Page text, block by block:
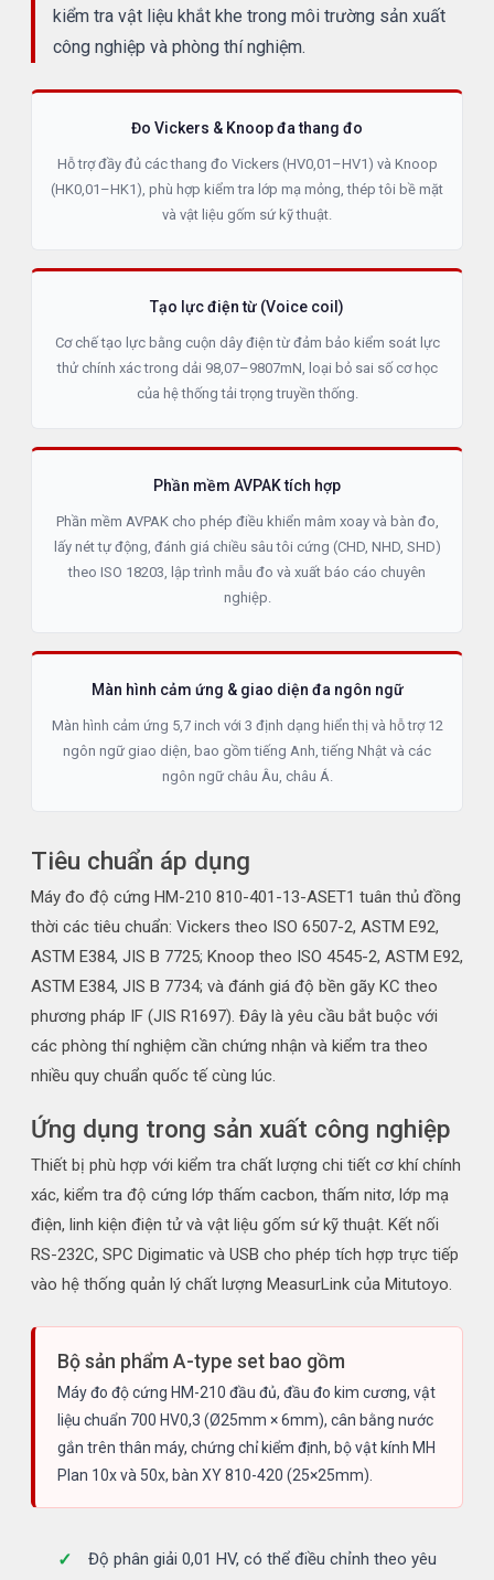
kiểm tra vật liệu khắt khe trong môi trường sản xuất
công nghiệp và phòng thí nghiệm.
Đo Vickers & Knoop đa thang đo
Hỗ trợ đầy đủ các thang đo Vickers (HV0,01–HV1) và Knoop
(HK0,01–HK1), phù hợp kiểm tra lớp mạ mỏng, thép tôi bề mặt
và vật liệu gốm sứ kỹ thuật.
Tạo lực điện từ (Voice coil)
Cơ chế tạo lực bằng cuộn dây điện từ đảm bảo kiểm soát lực
thử chính xác trong dải 98,07–9807mN, loại bỏ sai số cơ học
của hệ thống tải trọng truyền thống.
Phần mềm AVPAK tích hợp
Phần mềm AVPAK cho phép điều khiển mâm xoay và bàn đo,
lấy nét tự động, đánh giá chiều sâu tôi cứng (CHD, NHD, SHD)
theo ISO 18203, lập trình mẫu đo và xuất báo cáo chuyên
nghiệp.
Màn hình cảm ứng & giao diện đa ngôn ngữ
Màn hình cảm ứng 5,7 inch với 3 định dạng hiển thị và hỗ trợ 12
ngôn ngữ giao diện, bao gồm tiếng Anh, tiếng Nhật và các
ngôn ngữ châu Âu, châu Á.
Tiêu chuẩn áp dụng
Máy đo độ cứng HM-210 810-401-13-ASET1 tuân thủ đồng
thời các tiêu chuẩn: Vickers theo ISO 6507-2, ASTM E92,
ASTM E384, JIS B 7725; Knoop theo ISO 4545-2, ASTM E92,
ASTM E384, JIS B 7734; và đánh giá độ bền gãy KC theo
phương pháp IF (JIS R1697). Đây là yêu cầu bắt buộc với
các phòng thí nghiệm cần chứng nhận và kiểm tra theo
nhiều quy chuẩn quốc tế cùng lúc.
Ứng dụng trong sản xuất công nghiệp
Thiết bị phù hợp với kiểm tra chất lượng chi tiết cơ khí chính
xác, kiểm tra độ cứng lớp thấm cacbon, thấm nitơ, lớp mạ
điện, linh kiện điện tử và vật liệu gốm sứ kỹ thuật. Kết nối
RS-232C, SPC Digimatic và USB cho phép tích hợp trực tiếp
vào hệ thống quản lý chất lượng MeasurLink của Mitutoyo.
Bộ sản phẩm A-type set bao gồm
Máy đo độ cứng HM-210 đầu đủ, đầu đo kim cương, vật
liệu chuẩn 700 HV0,3 (Ø25mm × 6mm), cân bằng nước
gắn trên thân máy, chứng chỉ kiểm định, bộ vật kính MH
Plan 10x và 50x, bàn XY 810-420 (25×25mm).
Độ phân giải 0,01 HV, có thể điều chỉnh theo yêu